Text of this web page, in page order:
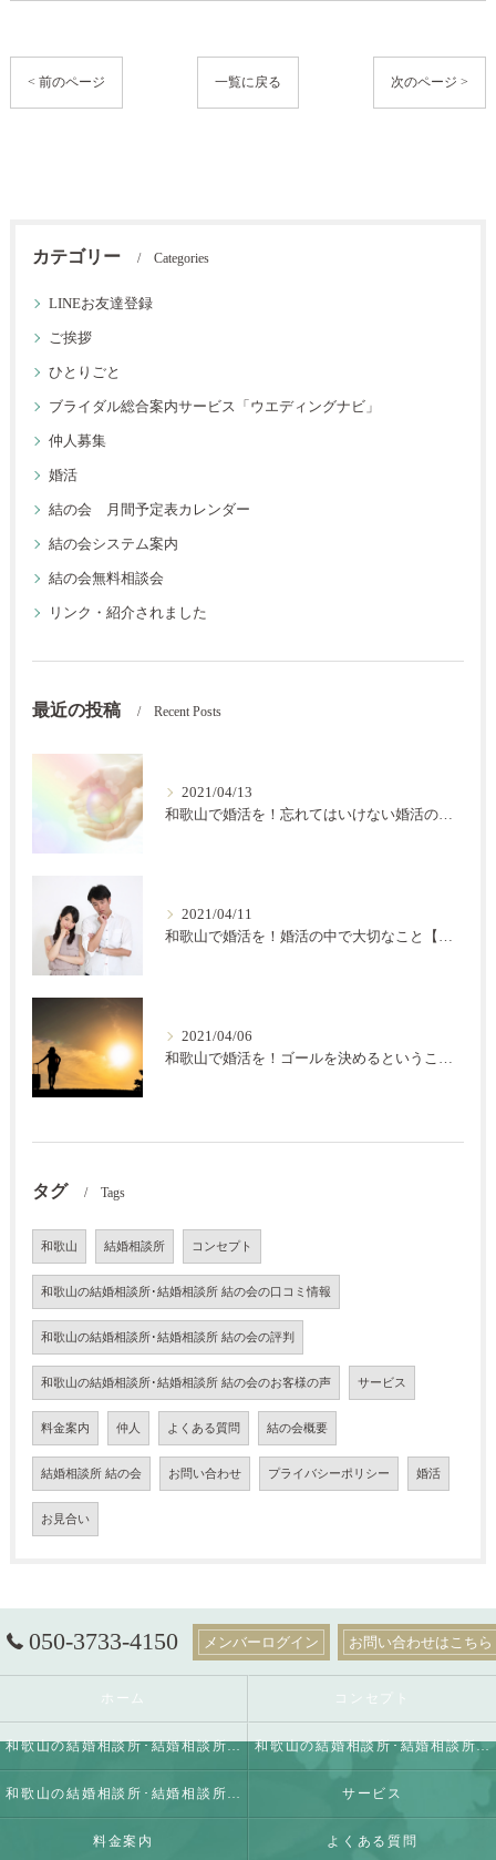
< 前のページ 一覧に戻る 次のページ >
カテゴリー Categories
LINEお友達登録
ご挨拶
ひとりごと
ブライダル総合案内サービス「ウエディングナビ」
仲人募集
婚活
結の会 月間予定表カレンダー
結の会システム案内
結の会無料相談会
リンク・紹介されました
最近の投稿 Recent Posts
2021/04/13
和歌山で婚活を！忘れてはいけない婚活の秘訣【結の会】
2021/04/11
和歌山で婚活を！婚活の中で大切なこと【結の会】
2021/04/06
和歌山で婚活を！ゴールを決めるということ【結の会】
タグ Tags
和歌山 結婚相談所 コンセプト
和歌山の結婚相談所･結婚相談所 結の会の口コミ情報
和歌山の結婚相談所･結婚相談所 結の会の評判
和歌山の結婚相談所･結婚相談所 結の会のお客様の声 サービス
料金案内 仲人 よくある質問 結の会概要
結婚相談所 結の会 お問い合わせ プライバシーポリシー 婚活
お見合い
050-3733-4150 メンバーログイン お問い合わせはこちら
ホーム コンセプト
和歌山の結婚相談所･結婚相談所 結の会の口コミ情報 和歌山の結婚相談所･結婚相談所 結の会の評判
和歌山の結婚相談所･結婚相談所 結の会のお客様の声 サービス
料金案内 よくある質問